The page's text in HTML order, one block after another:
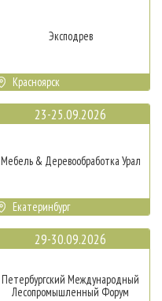
Эксподрев
Красноярск
23-25.09.2026
Мебель & Деревообработка Урал
Екатеринбург
29-30.09.2026
Петербургский Международный
Лесопромышленный Форум